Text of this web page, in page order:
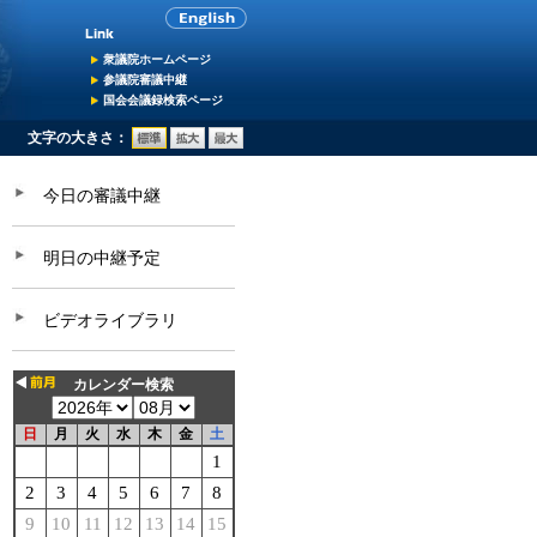
衆議院ホームページ
参議院審議中継
国会会議録検索ページ
文字の大きさ：
今日の審議中継
明日の中継予定
ビデオライブラリ
カレンダー検索
日 月 火 水 木 金 土
1
2
3 4 5 6 7
8
9
10 11 12 13 14
15